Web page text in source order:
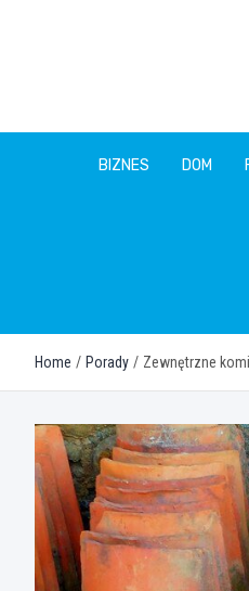
BIZNES DOM
Home Porady Zewnętrzne